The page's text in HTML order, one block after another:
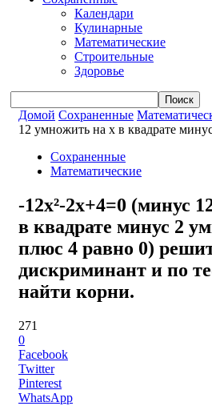
Календари
Кулинарные
Математические
Строительные
Здоровье
Домой Сохраненные
12 умножить на x в квадрате
Сохраненные
Математические
-12x²-2x+4=0 (минус
в квадрате минус 2
плюс 4 равно 0)
дискриминант и по
найти корни.
271
0
Facebook
Twitter
Pinterest
WhatsApp